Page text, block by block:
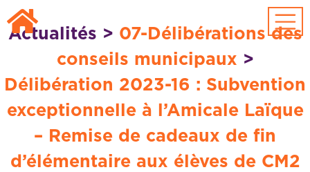
Passer au contenu principal
Actualités > 07-Délibérations des
conseils municipaux >
Délibération 2023-16 : Subvention
exceptionnelle à l’Amicale Laïque
– Remise de cadeaux de fin
d’élémentaire aux élèves de CM2